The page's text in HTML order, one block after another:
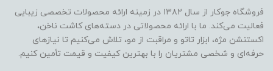
فروشگاه جوکار از سال ۱۳۸۲ در زمینه ارائه محصولات تخصصی زیبایی
فعالیت می‌کند. ما با ارائه محصولاتی در دسته‌های کاشت ناخن،
اکستنشن مژه، ابزار تاتو و مراقبت از مو، تلاش می‌کنیم تا نیازهای
حرفه‌ای و شخصی مشتریان را با بهترین کیفیت و قیمت تأمین کنیم.